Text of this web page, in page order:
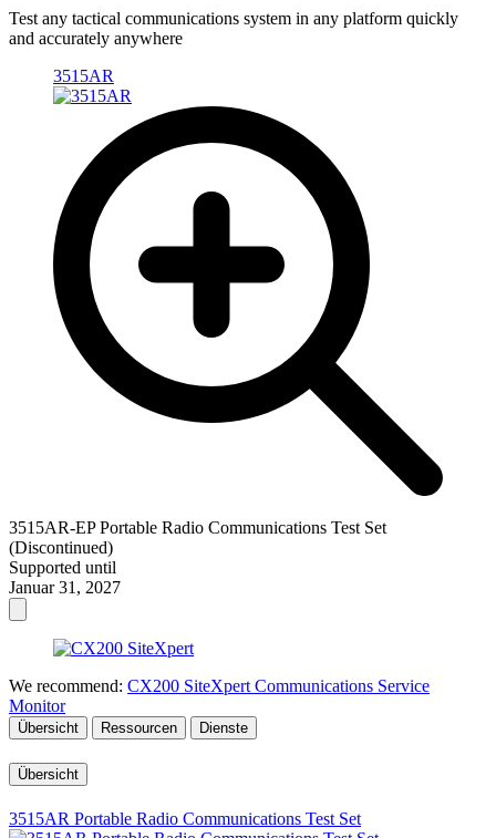
Test any tactical communications system in any platform quickly
and accurately anywhere
3515AR
3515AR-EP Portable Radio Communications Test Set
(Discontinued)
Supported until
Januar 31, 2027
We recommend: CX200 SiteXpert Communications Service
Monitor
Übersicht Ressourcen Dienste
Übersicht
3515AR Portable Radio Communications Test Set